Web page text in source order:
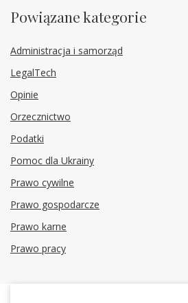
Powiązane kategorie
Administracja i samorząd
LegalTech
Opinie
Orzecznictwo
Podatki
Pomoc dla Ukrainy
Prawo cywilne
Prawo gospodarcze
Prawo karne
Prawo pracy